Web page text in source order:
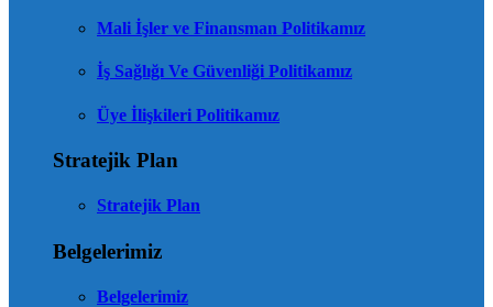
Mali İşler ve Finansman Politikamız
İş Sağlığı Ve Güvenliği Politikamız
Üye İlişkileri Politikamız
Stratejik Plan
Stratejik Plan
Belgelerimiz
Belgelerimiz